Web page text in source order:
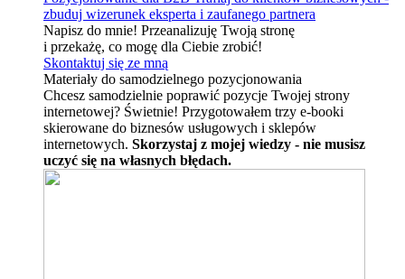
zbuduj wizerunek eksperta i zaufanego partnera
Napisz do mnie! Przeanalizuję Twoją stronę
i przekażę, co mogę dla Ciebie zrobić!
Skontaktuj się ze mną
Materiały do samodzielnego pozycjonowania
Chcesz samodzielnie poprawić pozycje Twojej strony
internetowej? Świetnie! Przygotowałem trzy e-booki
skierowane do biznesów usługowych i sklepów
internetowych. Skorzystaj z mojej wiedzy - nie musisz
uczyć się na własnych błędach.